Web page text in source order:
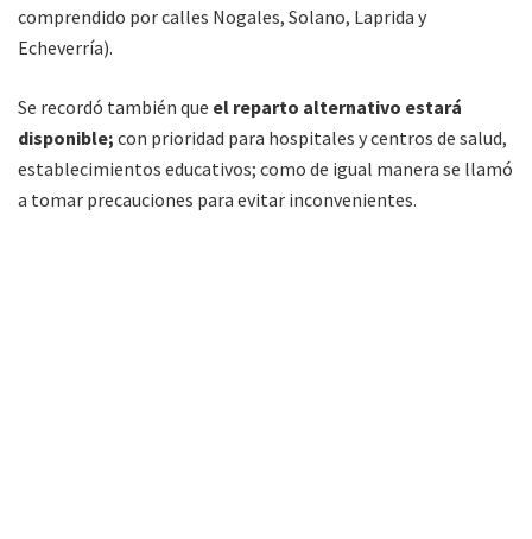
comprendido por calles Nogales, Solano, Laprida y
Echeverría).
Se recordó también que el reparto alternativo estará
disponible; con prioridad para hospitales y centros de salud,
establecimientos educativos; como de igual manera se llamó
a tomar precauciones para evitar inconvenientes.